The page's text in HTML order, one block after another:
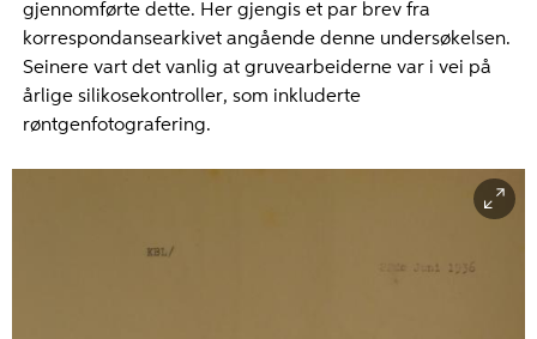
gjennomførte dette. Her gjengis et par brev fra
korrespondansearkivet angående denne undersøkelsen.
Seinere vart det vanlig at gruvearbeiderne var i vei på
årlige silikosekontroller, som inkluderte
røntgenfotografering.